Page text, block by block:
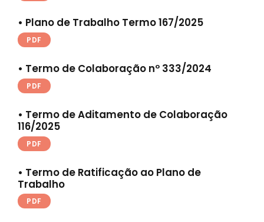
• Plano de Trabalho Termo 167/2025
PDF
• Termo de Colaboração nº 333/2024
PDF
• Termo de Aditamento de Colaboração
116/2025
PDF
• Termo de Ratificação ao Plano de
Trabalho
PDF